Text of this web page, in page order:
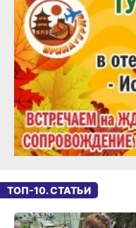
ТОП-10. СТАТЬИ